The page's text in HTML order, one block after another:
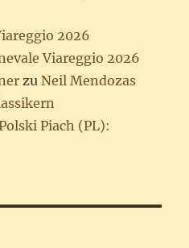
2026
Viareggio 2026
zuNeil Mendozas
Piach (PL):